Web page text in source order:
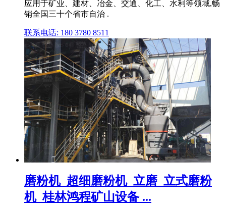
应用于矿业、建材、冶金、交通、化工、水利等领域,畅
销全国三十个省市自治 .
联系电话: 180 3780 8511
磨粉机_超细磨粉机_立磨_立式磨粉
机_桂林鸿程矿山设备 ...